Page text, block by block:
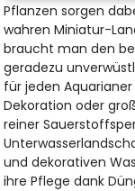
Pflanzen sorgen
wahren Miniatur-
braucht man den
geradezu
für jeden
Dekoration oder
reiner
und dekorativen
ihre Pflege dank